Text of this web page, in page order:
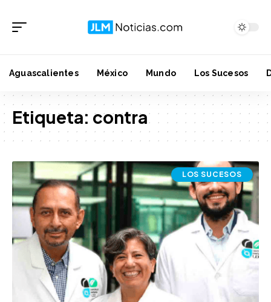
Aguascalientes México Mundo Los Sucesos
Etiqueta: contra
LOS SUCESOS